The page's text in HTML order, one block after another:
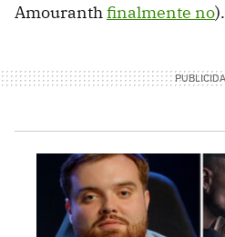
Amouranthfinalmente no).